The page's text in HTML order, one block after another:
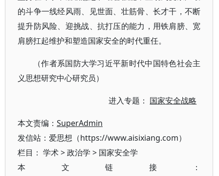
的斗争一线经风雨、见世面、壮筋骨、长才干，不断
提升防风险、迎挑战、抗打压的能力，用铁肩膀、宽
肩膀扛起维护和塑造国家安全的时代重任。
（作者系国防大学习近平新时代中国特色社会主
义思想研究中心研究员）
进入专题： 国家安全战略
本文责编： SuperAdmin
发信站：爱思想（https://www.aisixiang.com）
栏目： 学术>政治学 > 国家安全学
本文链接：